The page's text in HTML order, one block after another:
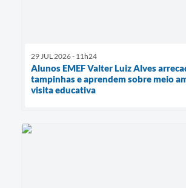
29 JUL 2026 - 11h24
Alunos EMEF Valter Luiz Alves
tampinhas e aprendem sobre meio
visita educativa